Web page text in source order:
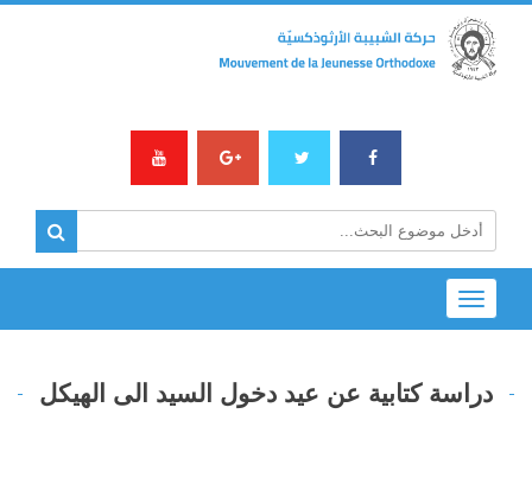
Toggle
navigation
دراسة كتابية عن عيد دخول السيد الى الهيكل